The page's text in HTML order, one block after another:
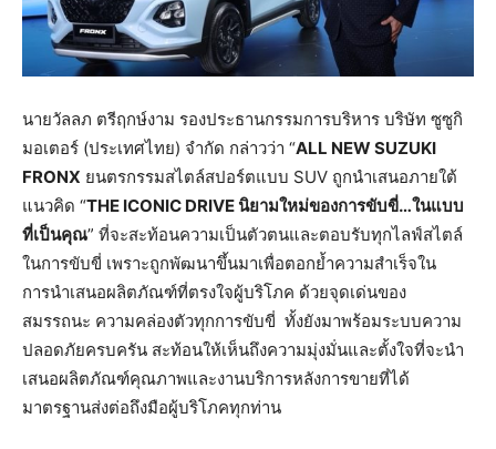
นายวัลลภ ตรีฤกษ์งาม รองประธานกรรมการบริหาร บริษัท ซูซูกิ
มอเตอร์ (ประเทศไทย) จำกัด กล่าวว่า “ALL NEW SUZUKI
FRONX ยนตรกรรมสไตล์สปอร์ตแบบ SUV ถูกนำเสนอภายใต้
แนวคิด “THE ICONIC DRIVE นิยามใหม่ของการขับขี่…ในแบบ
ที่เป็นคุณ” ที่จะสะท้อนความเป็นตัวตนและตอบรับทุกไลฟ์สไตล์
ในการขับขี่ เพราะถูกพัฒนาขึ้นมาเพื่อตอกย้ำความสำเร็จใน
การนำเสนอผลิตภัณฑ์ที่ตรงใจผู้บริโภค ด้วยจุดเด่นของ
สมรรถนะ ความคล่องตัวทุกการขับขี่ ทั้งยังมาพร้อมระบบความ
ปลอดภัยครบครัน สะท้อนให้เห็นถึงความมุ่งมั่นและตั้งใจที่จะนำ
เสนอผลิตภัณฑ์คุณภาพและงานบริการหลังการขายที่ได้
มาตรฐานส่งต่อถึงมือผู้บริโภคทุกท่าน